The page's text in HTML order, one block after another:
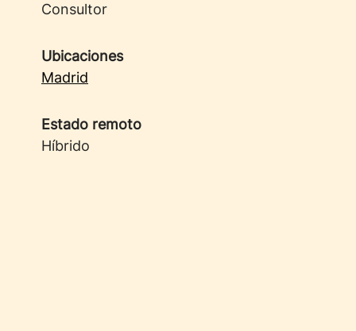
Consultor
Ubicaciones
Madrid
Estado remoto
Híbrido